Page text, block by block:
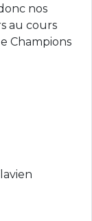
nos
au cours
Champions